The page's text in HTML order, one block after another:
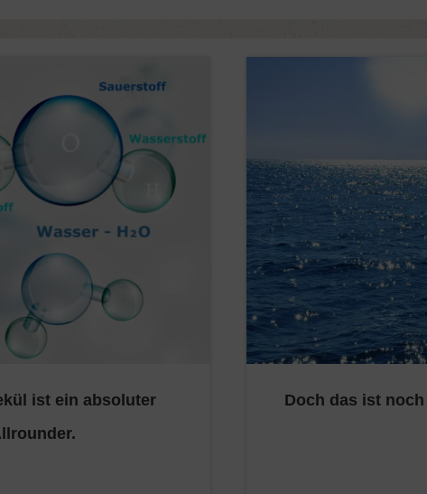
ist ein absoluter
Doch das ist